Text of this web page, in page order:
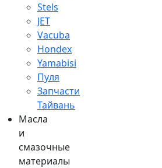
Stels
JET
Vacuba
Hondex
Yamabisi
Пуля
Запчасти
Тайвань
Масла
и
смазочные
материалы